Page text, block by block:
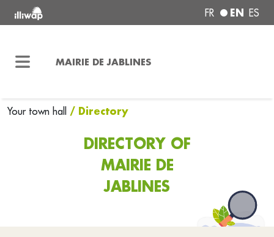
FR EN ES
MAIRIE DE JABLINES
Your town hall / Directory
DIRECTORY OF
MAIRIE DE
JABLINES